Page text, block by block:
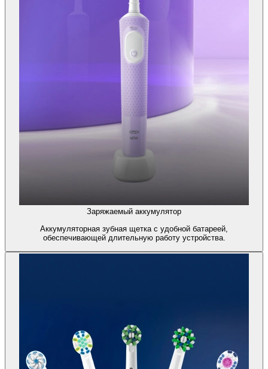
Заряжаемый аккумулятор
Аккумуляторная зубная щетка с удобной батареей,
обеспечивающей длительную работу устройства.